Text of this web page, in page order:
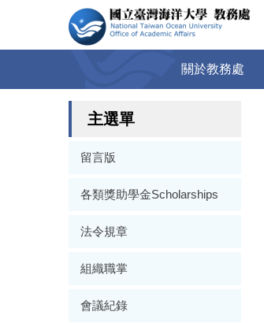
關於教務處
主選單
留言版
各類獎助學金Scholarships
法令規章
組織職掌
會議紀錄